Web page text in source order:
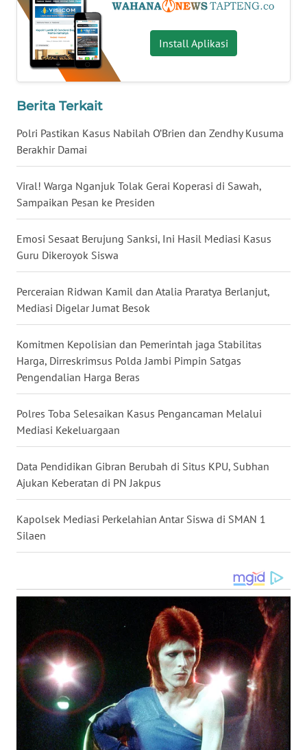
Install Aplikasi
Berita Terkait
Polri Pastikan Kasus Nabilah O’Brien dan Zendhy Kusuma
Berakhir Damai
Viral! Warga Nganjuk Tolak Gerai Koperasi di Sawah,
Sampaikan Pesan ke Presiden
Emosi Sesaat Berujung Sanksi, Ini Hasil Mediasi Kasus
Guru Dikeroyok Siswa
Perceraian Ridwan Kamil dan Atalia Praratya Berlanjut,
Mediasi Digelar Jumat Besok
Komitmen Kepolisian dan Pemerintah jaga Stabilitas
Harga, Dirreskrimsus Polda Jambi Pimpin Satgas
Pengendalian Harga Beras
Polres Toba Selesaikan Kasus Pengancaman Melalui
Mediasi Kekeluargaan
Data Pendidikan Gibran Berubah di Situs KPU, Subhan
Ajukan Keberatan di PN Jakpus
Kapolsek Mediasi Perkelahian Antar Siswa di SMAN 1
Silaen
WN
NUSANTARA
WN
JOGJA
WN
JATIM
WN
BALI
WN
KALBAR
WN
KALTARA
WN
SULSEL
GORONTALO
WN
WN
MALUKU
WN
MALUT
WN